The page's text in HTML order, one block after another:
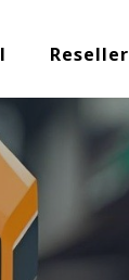
Reseller